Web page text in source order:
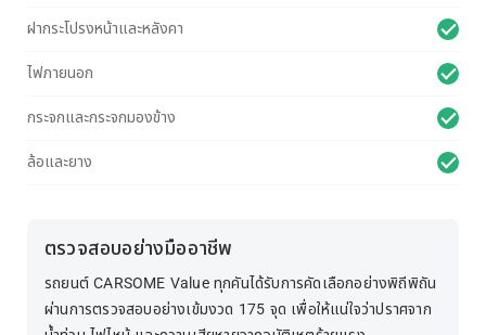
ฝากระโปรงหน้าและหลังคา
ไฟภายนอก
กระจกและกระจกมองข้าง
ล้อและยาง
ตรวจสอบอย่างมืออาชีพ
รถยนต์ CARSOME Value ทุกคันได้รับการคัดเลือกอย่างพิถีพิถัน
ผ่านการตรวจสอบอย่างเข้มงวด 175 จุด เพื่อให้แน่ใจว่าปราศจาก